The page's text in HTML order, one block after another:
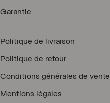
Garantie
Politique de livraison
Politique de retour
Conditions générales de vente
Mentions légales